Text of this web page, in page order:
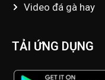
Video đá gà hay
TẢI ỨNG DỤNG